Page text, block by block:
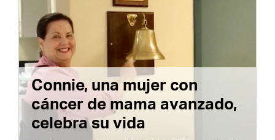
Connie, una mujer con
cáncer de mama avanzado,
celebra su vida